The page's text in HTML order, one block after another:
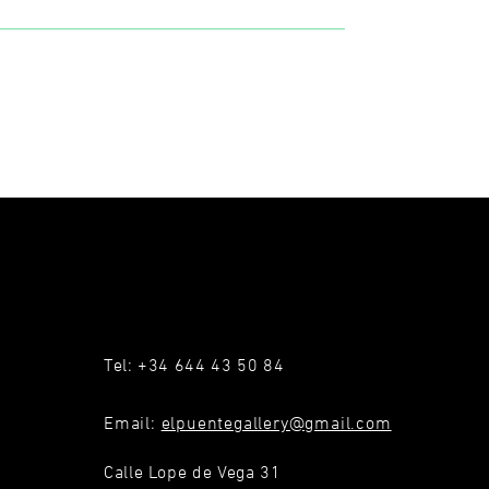
Tel: +34 644 43 50 84
Email: elpuentegallery@gmail.com
Calle Lope de Vega 31